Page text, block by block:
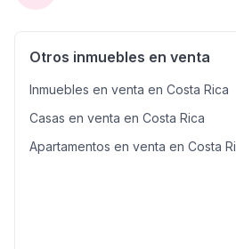
Otros inmuebles en venta
Inmuebles en venta en Costa Rica
Casas en venta en Costa Rica
Apartamentos en venta en Costa